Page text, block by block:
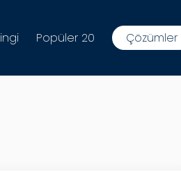
Popüler 20 Çözümler